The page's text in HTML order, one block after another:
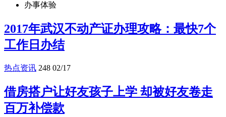
办事体验
2017年武汉不动产证办理攻略：最快7个
工作日办结
热点资讯 248 02/17
借房搭户让好友孩子上学 却被好友卷走
百万补偿款